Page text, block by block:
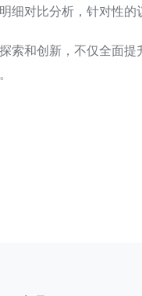
细对比分析，针对性的
索和创新，不仅全面